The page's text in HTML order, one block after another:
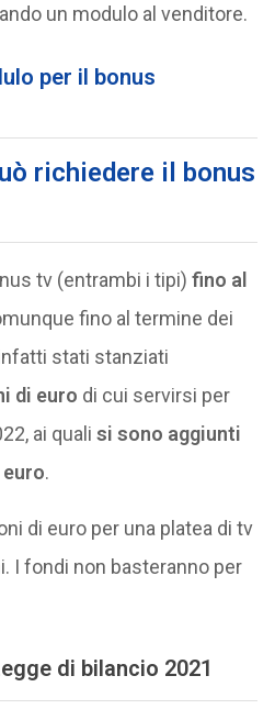
un modulo al venditore.
per il bonus
richiedere il bonus
tv (entrambi i tipi) fino al
fino al termine dei
stati stanziati
di euro di cui servirsi per
ai quali si sono aggiunti
.
di euro per una platea di tv
I fondi non basteranno per
di bilancio 2021